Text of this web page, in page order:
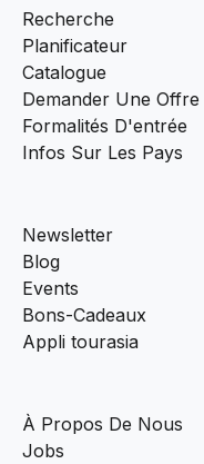
Recherche
Planificateur
Catalogue
Demander Une Offre
Formalités D'entrée
Infos Sur Les Pays
Newsletter
Blog
Events
Bons-Cadeaux
Appli tourasia
À Propos De Nous
Jobs